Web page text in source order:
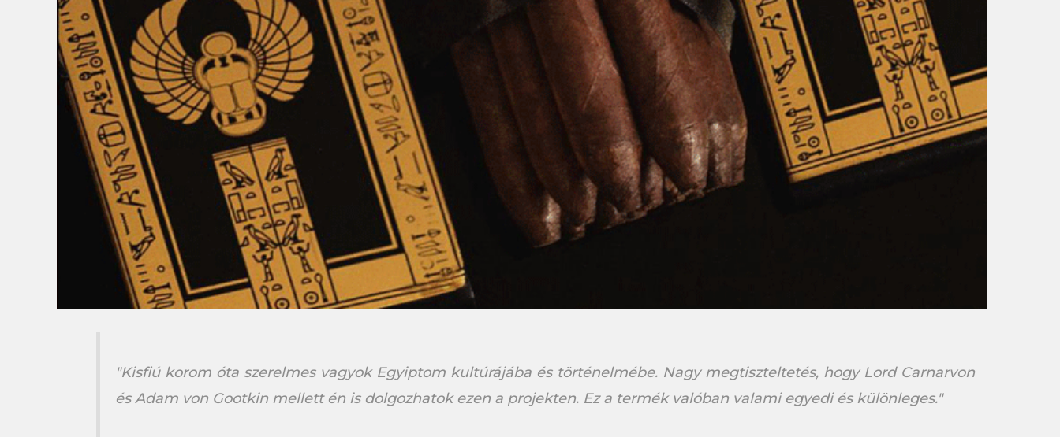
"Kisfiú korom óta szerelmes vagyok Egyiptom kultúrájába és történelmébe. Nagy megtiszteltetés, hogy Lord Carnarvon
és Adam von Gootkin mellett én is dolgozhatok ezen a projekten. Ez a termék valóban valami egyedi és különleges."